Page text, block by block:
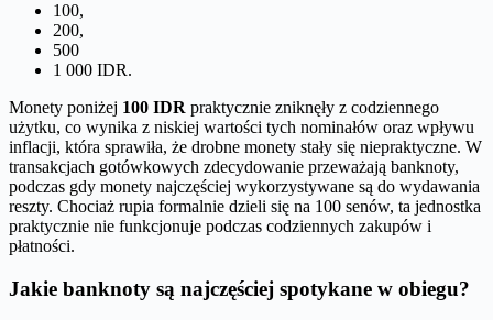
100,
200,
500
1 000 IDR.
Monety poniżej 100 IDR praktycznie zniknęły z codziennego
użytku, co wynika z niskiej wartości tych nominałów oraz wpływu
inflacji, która sprawiła, że drobne monety stały się niepraktyczne. W
transakcjach gotówkowych zdecydowanie przeważają banknoty,
podczas gdy monety najczęściej wykorzystywane są do wydawania
reszty. Chociaż rupia formalnie dzieli się na 100 senów, ta jednostka
praktycznie nie funkcjonuje podczas codziennych zakupów i
płatności.
Jakie banknoty są najczęściej spotykane w obiegu?